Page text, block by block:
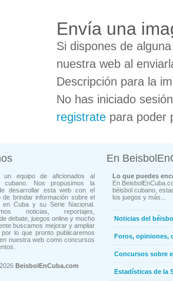
Envía una
Si dispones de
nuestra web al
Descripción para la
No has iniciado
registrate para poder
un equipo de aficionados al
cubano. Nos propusimos la
desarrollar esta web con el
de brindar información sobre el
en Cuba y su Serie Nacional.
noticias, reportajes,
debate, juegos online y mucho
buscamos mejorar y ampliar
lo que pronto publicaremos
nuestra web como concursos
BeisbolEnCuba.com
En
Lo que puedes
En
béisbol cubano,
los juegos y más...
Noticias del
Foros, opiniones,
Concursos sobre
Estadísticas de la